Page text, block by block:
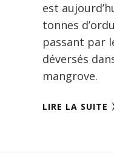
est
tonnes
passant par
déversés
mangrove.
LIRE LA SUITE